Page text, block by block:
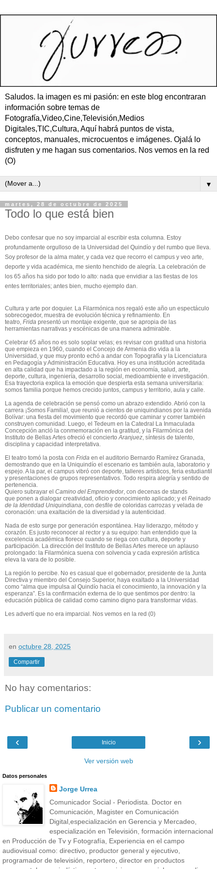
Saludos. la imagen es mi pasión: en este blog encontraran
información sobre temas de
Fotografía,Video,Cine,Televisión,Medios
Digitales,TIC,Cultura, Aquí habrá puntos de vista,
conceptos, manuales, microcuentos e imágenes. Ojalá lo
disfruten y me hagan sus comentarios. Nos vemos en la red
(O)
▼
martes, 28 de octubre de 2025
Todo lo que está bien
Debo confesar que no soy imparcial al escribir esta columna. Estoy
profundamente orgulloso de la Universidad del Quindío y del rumbo que lleva.
Soy profesor de la alma mater, y cada vez que recorro el campus y veo arte,
deporte y vida académica, me siento henchido de alegría. La celebración de
los 65 años ha sido por todo lo alto: nada que envidiar a las fiestas de los
entes territoriales; antes bien, mucho ejemplo dan.
Cultura y arte por doquier. La Filarmónica nos regaló este año un espectáculo
sobrecogedor, muestra de evolución técnica y refinamiento. En
teatro, Frida presentó un montaje exigente, que se apropia de las
herramientas narrativas y escénicas de una manera admirable.
Celebrar 65 años no es solo soplar velas; es revisar con gratitud una historia
que empieza en 1960, cuando el Concejo de Armenia dio vida a la
Universidad, y que muy pronto echó a andar con Topografía y la Licenciatura
en Pedagogía y Administración Educativa. Hoy es una institución acreditada
en alta calidad que ha impactado a la región en economía, salud, arte,
deporte, cultura, ingeniería, desarrollo social, medioambiente e investigación.
Esa trayectoria explica la emoción que despierta esta semana universitaria:
somos familia porque hemos crecido juntos, campus y territorio, aula y calle.
La agenda de celebración se pensó como un abrazo extendido. Abrió con la
carrera ¡Somos Familia!, que reunió a cientos de uniquindianos por la avenida
Bolívar: una fiesta del movimiento que recordó que caminar y correr también
construyen comunidad. Luego, el Tedeum en la Catedral La Inmaculada
Concepción ancló la conmemoración en la gratitud, y la Filarmónica del
Instituto de Bellas Artes ofreció el concierto Aranjuez , síntesis de talento,
disciplina y capacidad interpretativa.
El teatro tomó la posta con Frida en el auditorio Bernardo Ramírez Granada,
demostrando que en la Uniquindío el escenario es también aula, laboratorio y
espejo. A la par, el campus vibró con deporte, talleres artísticos, feria estudiantil
y presentaciones de grupos representativos. Todo respira alegría y sentido de
pertenencia.
Quiero subrayar el Camino del Emprendedor, con decenas de stands
que ponen a dialogar creatividad, oficio y conocimiento aplicado; y el Reinado
de la Identidad Uniquindiana , con desfile de coloridas carrozas y velada de
coronación: una exaltación de la diversidad y la autenticidad.
Nada de esto surge por generación espontánea. Hay liderazgo, método y
corazón. Es justo reconocer al rector y a su equipo: han entendido que la
excelencia académica florece cuando se riega con cultura, deporte y
participación. La dirección del Instituto de Bellas Artes merece un aplauso
prolongado: la Filarmónica suena con solvencia y cada expresión artística
eleva la vara de lo posible.
La región lo percibe. No es casual que el gobernador, presidente de la Junta
Directiva y miembro del Consejo Superior, haya exaltado a la Universidad
como “alma que impulsa al Quindío hacia el conocimiento, la innovación y la
esperanza”. Es la confirmación externa de lo que sentimos por dentro: la
educación pública de calidad como camino digno para transformar vidas.
Les advertí que no era imparcial. Nos vemos en la red (0)
en octubre 28, 2025
Compartir
No hay comentarios:
Publicar un comentario
‹ ›
Inicio
Ver versión web
Datos personales
Jorge Urrea
Comunicador Social - Periodista. Doctor en
Comunicación, Magister en Comunicación
Digital,especialización en Gerencia y Mercadeo,
especialización en Televisión, formación internacional
en Producción de Tv y Fotografía, Experiencia en el campo
audiovisual como: directivo, productor general y ejecutivo,
programador de televisión, reportero, director en productos